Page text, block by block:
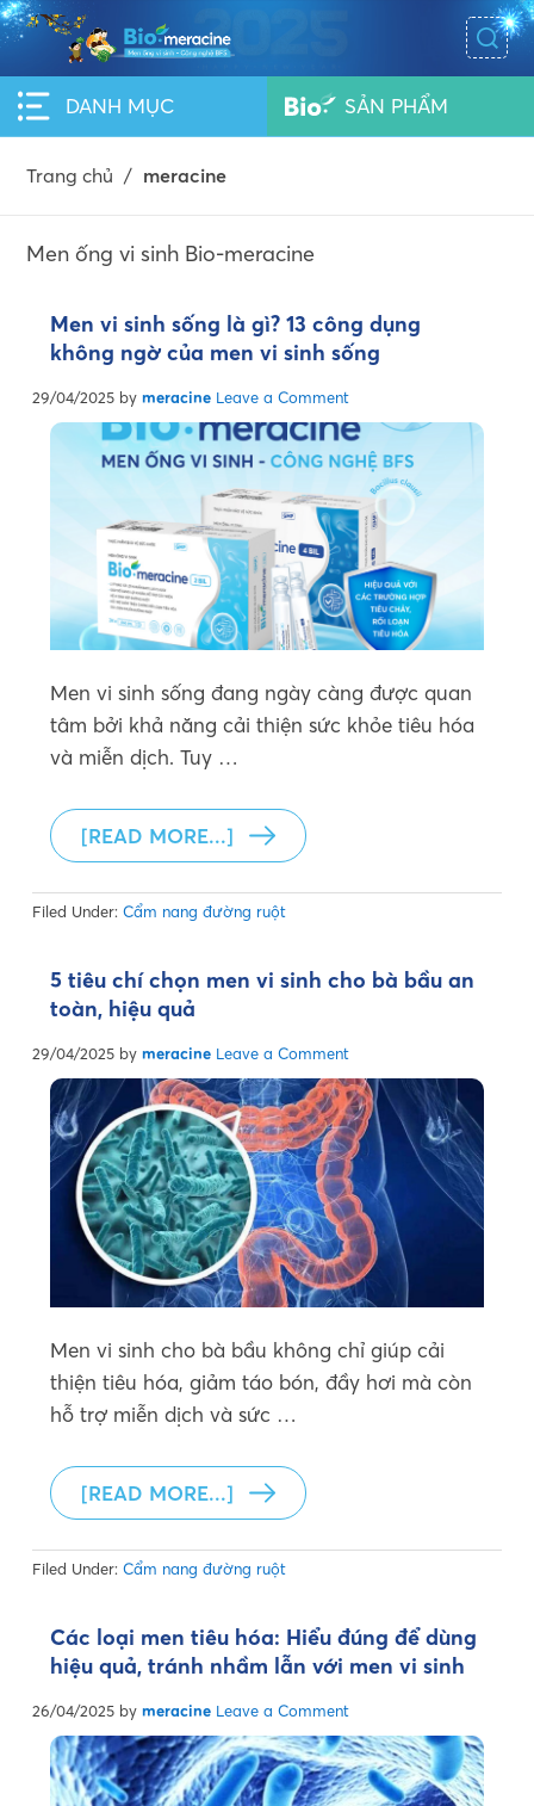
DANH MỤC SẢN PHẨM
Trang chủ / meracine
Men ống vi sinh Bio-meracine
Men vi sinh sống là gì? 13 công dụng
không ngờ của men vi sinh sống
29/04/2025 bymeracine Leave a Comment
Men vi sinh sống đang ngày càng được quan
tâm bởi khả năng cải thiện sức khỏe tiêu hóa
và miễn dịch. Tuy …
[READ MORE...]
Filed Under:Cẩm nang đường ruột
5 tiêu chí chọn men vi sinh cho bà bầu an
toàn, hiệu quả
29/04/2025 bymeracine Leave a Comment
Men vi sinh cho bà bầu không chỉ giúp cải
thiện tiêu hóa, giảm táo bón, đầy hơi mà còn
hỗ trợ miễn dịch và sức …
[READ MORE...]
Filed Under:Cẩm nang đường ruột
Các loại men tiêu hóa: Hiểu đúng để dùng
hiệu quả, tránh nhầm lẫn với men vi sinh
26/04/2025 bymeracine Leave a Comment